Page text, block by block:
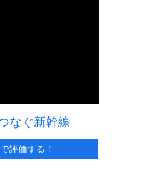
なぐ新幹線
評価する！